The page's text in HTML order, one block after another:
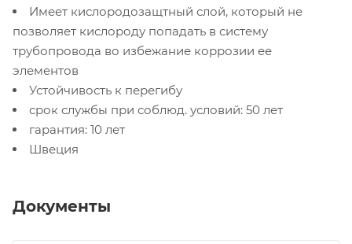
Имеет кислородозащтный слой, который не
позволяет кислороду попадать в систему
трубопровода во избежание коррозии ее
элементов
Устойчивость к перегибу
срок службы при соблюд. условий: 50 лет
гарантия: 10 лет
Швеция
Документы